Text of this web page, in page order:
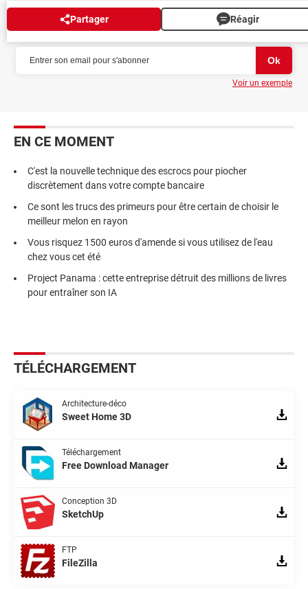
Partager Réagir
NEWSLETTER
Voir un exemple
EN CE MOMENT
C'est la nouvelle technique des escrocs pour piocher
discrètement dans votre compte bancaire
Ce sont les trucs des primeurs pour être certain de choisir le
meilleur melon en rayon
Vous risquez 1500 euros d'amende si vous utilisez de l'eau
chez vous cet été
Project Panama : cette entreprise détruit des millions de livres
pour entraîner son IA
TÉLÉCHARGEMENT
Architecture-déco
Sweet Home 3D
Téléchargement
Free Download Manager
Conception 3D
SketchUp
FTP
FileZilla